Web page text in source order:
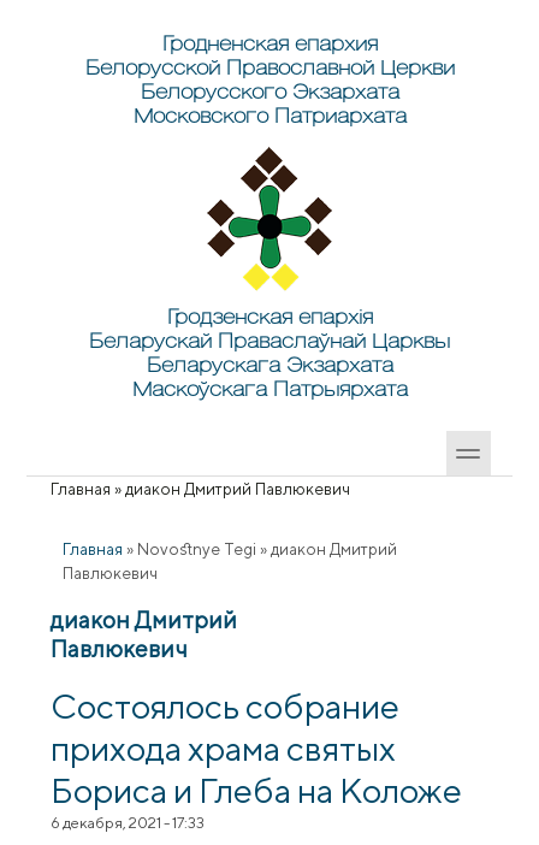
Гродненская епархия
Белорусской Православной Церкви
Белорусского Экзархата
Московского Патриархата
Гродзенская епархія
Беларускай Праваслаўнай Царквы
Беларускага Экзархата
Маскоўскага Патрыярхата
Вы здесь
Главная » диакон Дмитрий Павлюкевич
Главная » Novostnye Tegi » диакон Дмитрий
Павлюкевич
диакон Дмитрий
Павлюкевич
Состоялось собрание
прихода храма святых
Бориса и Глеба на Коложе
6 декабря, 2021 - 17:33